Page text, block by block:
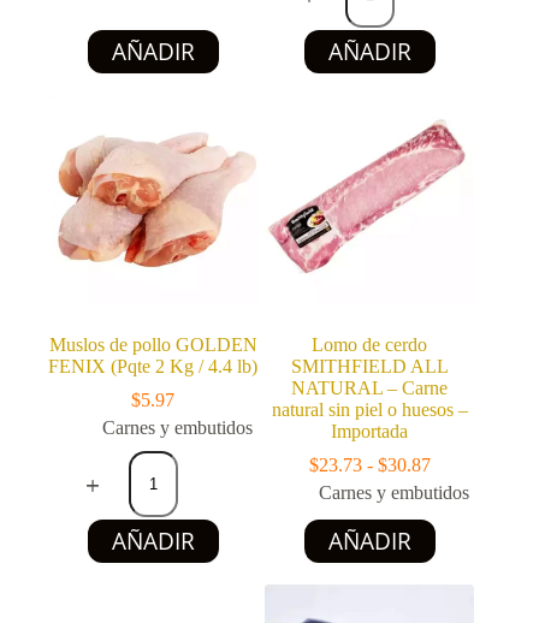
hasta
$17.42
AÑADIR
Este
producto
tiene
Las
opciones
se
pueden
elegir
en
producto
res
tipo
spam
TEXANA
AÑADIR
Muslos de pollo GOLDEN
FENIX (Pqte 2 Kg / 4.4 lb)
$5.97
Carnes y embutidos
Muslos
pollo
GOLDEN
FENIX
(Pqte
AÑADIR
Lomo de cerdo
SMITHFIELD ALL
NATURAL – Carne
natural sin piel o huesos –
Importada
$23.73 - $30.87Rango
de
desde
$23.73
Carnes y embutidos
AÑADIR
Este
producto
tiene